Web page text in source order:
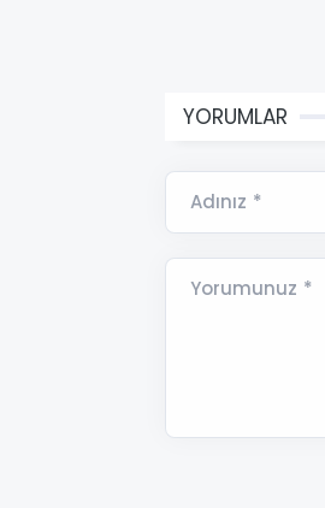
YORUMLAR
Adınız *
Yorumunuz *